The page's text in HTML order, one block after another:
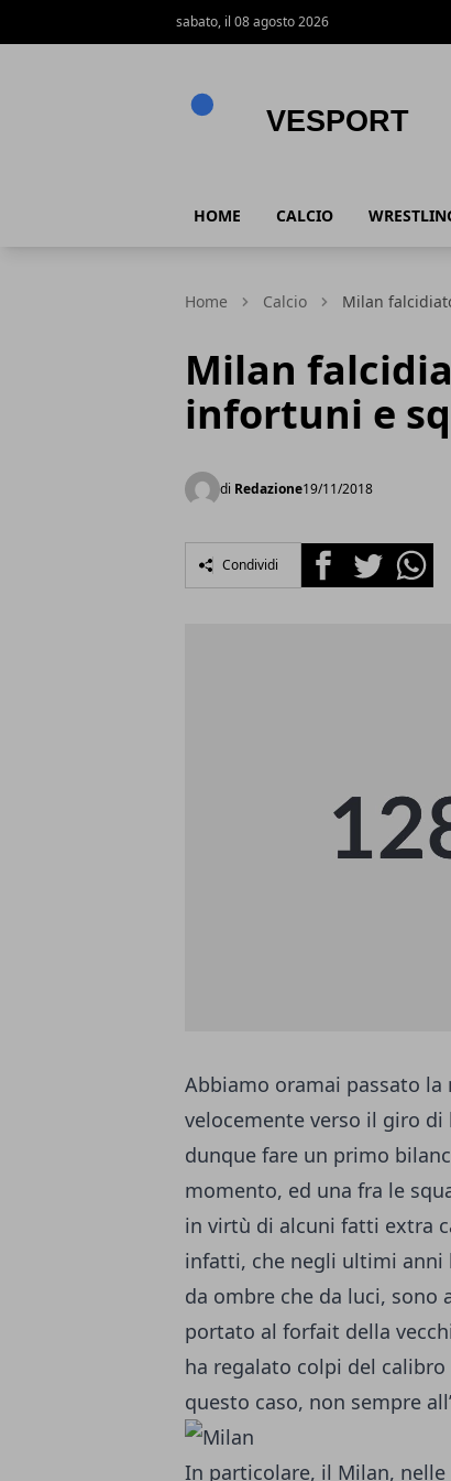
sabato, il 08 agosto 2026
HOME CALCIO
Home Calcio Milan
Milan
infortuni e
di Redazione19/11/2018
Condividi FacebookTwitter
Abbiamo oramai passato
velocemente verso il giro
dunque fare un primo
momento, ed una fra le
in virtù di alcuni fatti extra
infatti, che negli ultimi anni
da ombre che da luci, sono
portato al forfait della
ha regalato colpi del
questo caso, non sempre
In particolare, il Milan,